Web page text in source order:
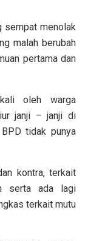
sempat menolak
malah berubah
pertama dan
oleh warga
janji – janji di
tidak punya
kontra, terkait
serta ada lagi
terkait mutu